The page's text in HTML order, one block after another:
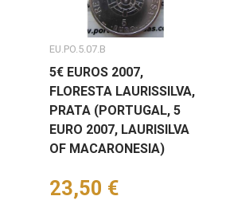
EU.PO.5.07.B
5€ EUROS 2007,
FLORESTA LAURISSILVA,
PRATA (PORTUGAL, 5
EURO 2007, LAURISILVA
OF MACARONESIA)
Preço
23,50 €